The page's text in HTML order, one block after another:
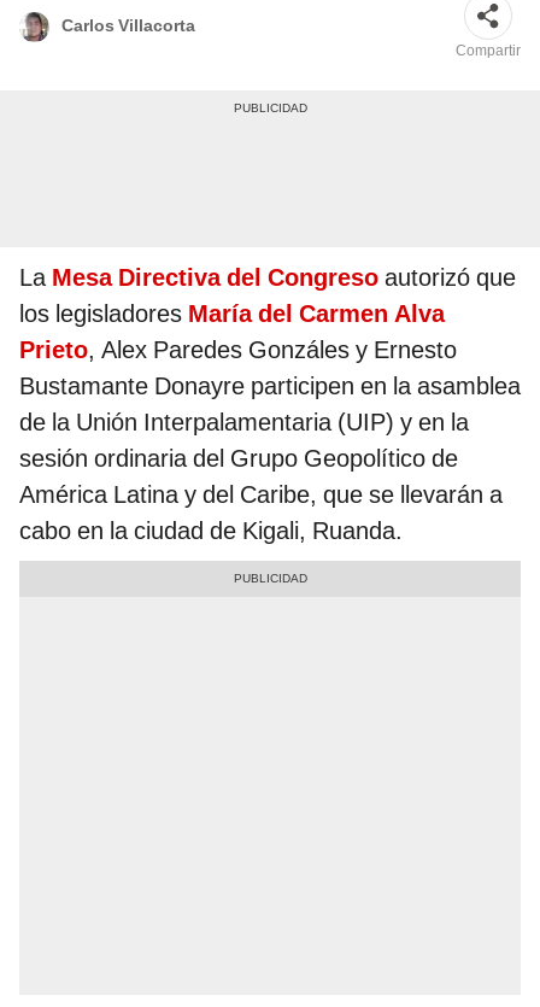
Carlos Villacorta
Compartir
La Mesa Directiva del Congreso autorizó que
los legisladores María del Carmen Alva
Prieto, Alex Paredes Gonzáles y Ernesto
Bustamante Donayre participen en la asamblea
de la Unión Interpalamentaria (UIP) y en la
sesión ordinaria del Grupo Geopolítico de
América Latina y del Caribe, que se llevarán a
cabo en la ciudad de Kigali, Ruanda.